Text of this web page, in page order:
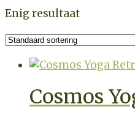
Enig resultaat
Cosmos